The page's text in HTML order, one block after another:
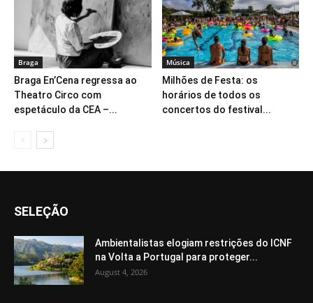
Braga
Braga En’Cena regressa ao
Theatro Circo com
espetáculo da CEA –...
Música
Milhões de Festa: os
horários de todos os
concertos do festival...
SELEÇÃO
Ambientalistas elogiam restrições do ICNF
na Volta a Portugal para proteger...
August 4, 2026